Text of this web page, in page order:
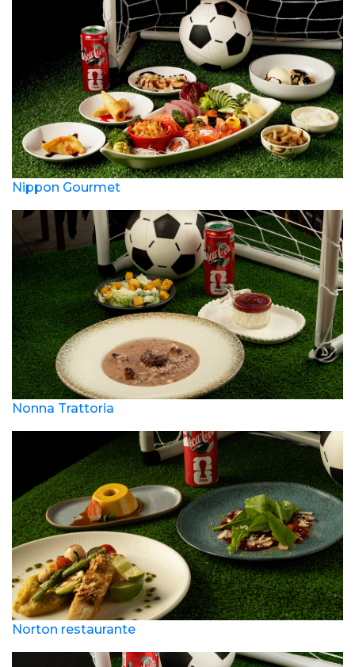
Nippon Gourmet
Nonna Trattoria
Norton restaurante